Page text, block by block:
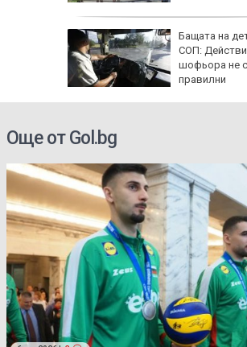
Бащата на
СОП:
шофьора не
правилни
Още от Gol.bg